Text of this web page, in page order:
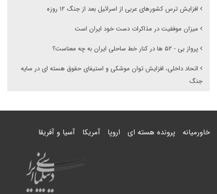
افزایش ترس کشورهای عربی از اسرائیل بعد از جنگ ۱۲ روزه
میزان موفقیت در مذاکرات دست خود ایران است
پرواز بی - ۵۲ ها در کنار خط ساحلی ایران به چه معناست؟
اتحاد داخلی، افزایش توان موشکی و استیفای حقوق هسته ای در سایه
جنگ
خاورمیانه پرونده هسته ای اروپا آمریکا آسیا و آفریقا